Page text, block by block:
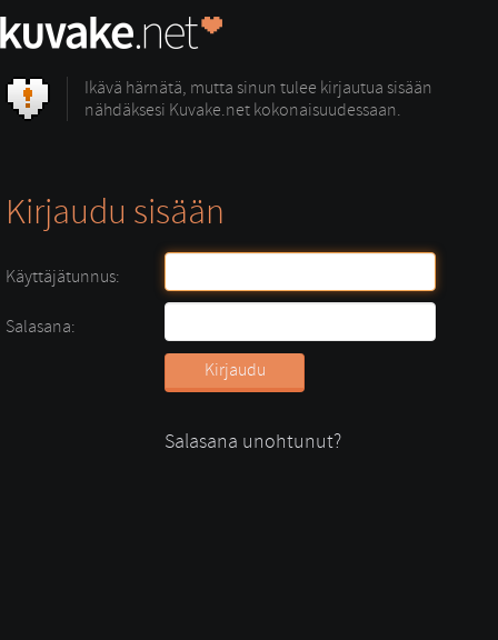
Ikävä härnätä, mutta sinun tulee kirjautua sisään
nähdäksesi Kuvake.net kokonaisuudessaan.
Kirjaudu sisään
Käyttäjätunnus:
Salasana:
Salasana unohtunut?